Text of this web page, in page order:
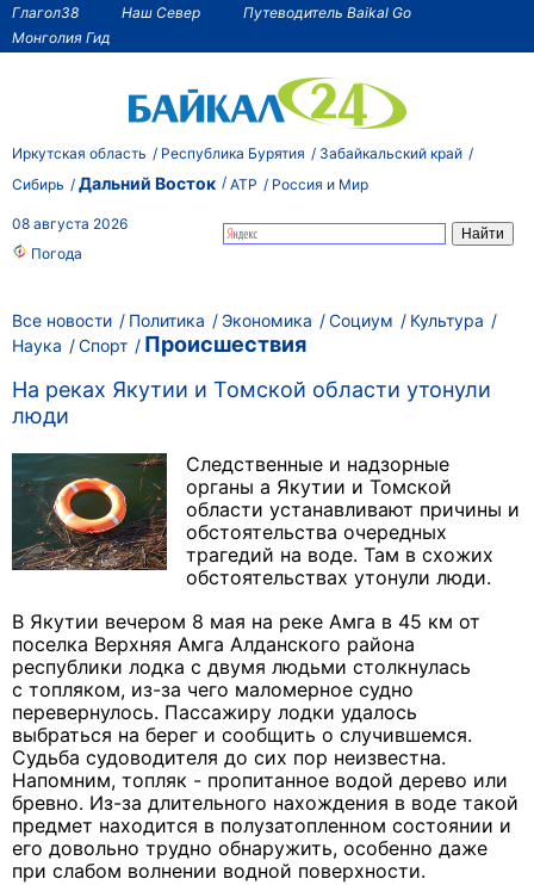
Глагол38 Наш Север
Путеводитель Baikal Go
Монголия Гид
Иркутская область Республика Бурятия
Забайкальский край
Сибирь
Дальний Восток АТР Россия и Мир
08 августа 2026
Погода
Все новости Политика Экономика Социум
Культура
Наука
Спорт
Происшествия
На реках Якутии и Томской области утонули
люди
Следственные и надзорные
органы а Якутии и Томской
области устанавливают причины и
обстоятельства очередных
трагедий на воде. Там в схожих
обстоятельствах утонули люди.
В Якутии вечером 8 мая на реке Амга в 45 км от
поселка Верхняя Амга Алданского района
республики лодка с двумя людьми столкнулась
с топляком, из-за чего маломерное судно
перевернулось. Пассажиру лодки удалось
выбраться на берег и сообщить о случившемся.
Судьба судоводителя до сих пор неизвестна.
Напомним, топляк - пропитанное водой дерево или
бревно. Из-за длительного нахождения в воде такой
предмет находится в полузатопленном состоянии и
его довольно трудно обнаружить, особенно даже
при слабом волнении водной поверхности.